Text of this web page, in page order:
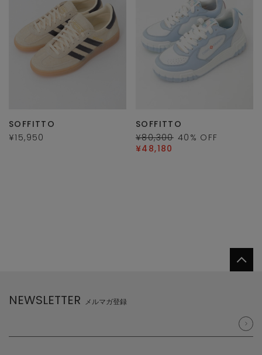
SOFFITTO
¥15,950
SOFFITTO
¥80,300 40 % OFF
¥48,180
NEWSLETTER メルマガ登録